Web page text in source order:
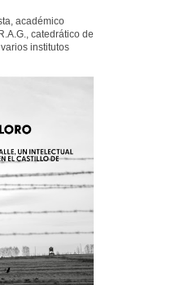
académico
catedrático de
institutos